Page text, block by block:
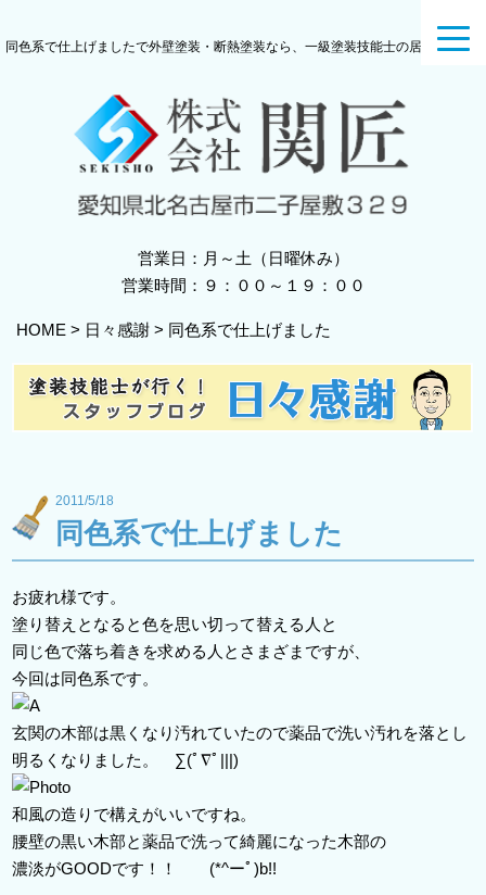
同色系で仕上げましたで外壁塗装・断熱塗装なら、一級塗装技能士の居る関匠へ
営業日：月～土（日曜休み）
営業時間：９：００～１９：００
HOME > 日々感謝 > 同色系で仕上げました
2011/5/18
同色系で仕上げました
お疲れ様です。
塗り替えとなると色を思い切って替える人と
同じ色で落ち着きを求める人とさまざまですが、
今回は同色系です。
玄関の木部は黒くなり汚れていたので薬品で洗い汚れを落とし
明るくなりました。 ∑(ﾟ∇ﾟ|||)
和風の造りで構えがいいですね。
腰壁の黒い木部と薬品で洗って綺麗になった木部の
濃淡がGOODです！！ (*^ーﾟ)b!!